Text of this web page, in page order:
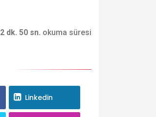
2 dk. 50 sn. okuma süresi
Linkedin